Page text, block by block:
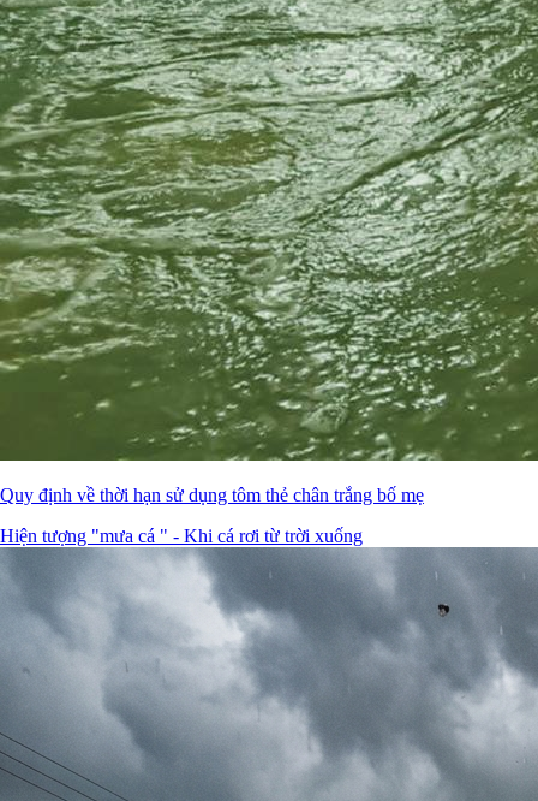
Quy định về thời hạn sử dụng tôm thẻ chân trắng bố mẹ
Hiện tượng "mưa cá " - Khi cá rơi từ trời xuống